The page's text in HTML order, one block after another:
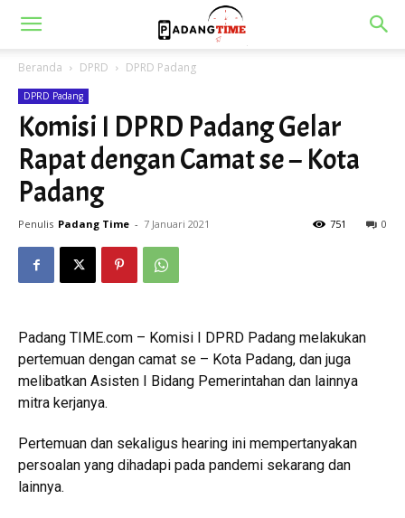
Beranda DPRD DPRD Padang
DPRD Padang
Komisi I DPRD Padang Gelar
Rapat dengan Camat se – Kota
Padang
Penulis Padang Time - 7 Januari 2021 0
751
Padang TIME.com – Komisi I DPRD Padang melakukan
pertemuan dengan camat se – Kota Padang, dan juga
melibatkan Asisten I Bidang Pemerintahan dan lainnya
mitra kerjanya.
Pertemuan dan sekaligus hearing ini mempertanyakan
persoalan yang dihadapi pada pandemi sekarang dan
lainnya.